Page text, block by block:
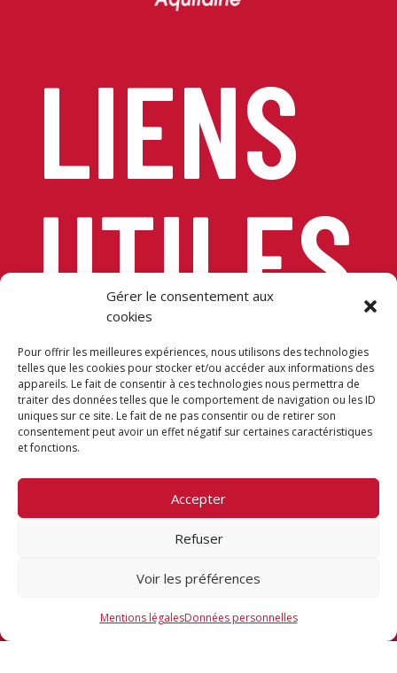
Gérer le consentement aux
cookies
Pour offrir les meilleures expériences, nous utilisons des technologies
telles que les cookies pour stocker et/ou accéder aux informations des
appareils. Le fait de consentir à ces technologies nous permettra de
traiter des données telles que le comportement de navigation ou les ID
uniques sur ce site. Le fait de ne pas consentir ou de retirer son
consentement peut avoir un effet négatif sur certaines caractéristiques
et fonctions.
Accepter
Refuser
Voir les préférences
Mentions légalesDonnées personnelles
LIENS
UTILES
Cap Métiers Nouvelle-Aquitaine
Portail entreprises Nouvelle-Aquitaine
Portail jeunesse Nouvelle-Aquitaine